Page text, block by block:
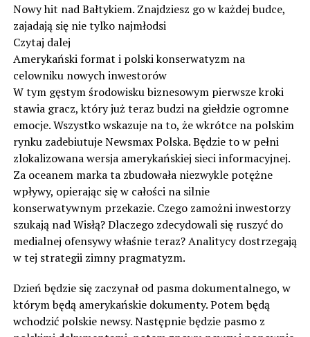
Nowy hit nad Bałtykiem. Znajdziesz go w każdej budce,
zajadają się nie tylko najmłodsi
Czytaj dalej
Amerykański format i polski konserwatyzm na
celowniku nowych inwestorów
W tym gęstym środowisku biznesowym pierwsze kroki
stawia gracz, który już teraz budzi na giełdzie ogromne
emocje. Wszystko wskazuje na to, że wkrótce na polskim
rynku zadebiutuje Newsmax Polska. Będzie to w pełni
zlokalizowana wersja amerykańskiej sieci informacyjnej.
Za oceanem marka ta zbudowała niezwykle potężne
wpływy, opierając się w całości na silnie
konserwatywnym przekazie. Czego zamożni inwestorzy
szukają nad Wisłą? Dlaczego zdecydowali się ruszyć do
medialnej ofensywy właśnie teraz? Analitycy dostrzegają
w tej strategii zimny pragmatyzm.
Dzień będzie się zaczynał od pasma dokumentalnego, w
którym będą amerykańskie dokumenty. Potem będą
wchodzić polskie newsy. Następnie będzie pasmo z